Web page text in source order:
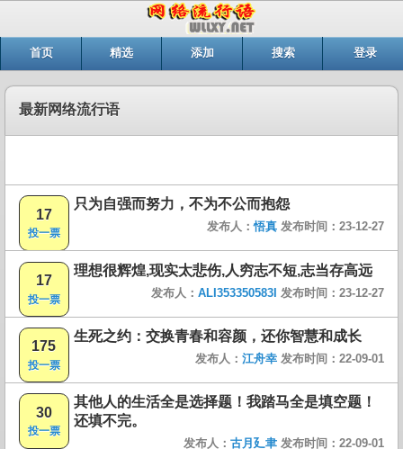
首页 精选 添加 搜索 登录
最新网络流行语
17
投一票
只为自强而努力，不为不公而抱怨
发布人：悟真 发布时间：23-12-27
17
投一票
理想很辉煌,现实太悲伤,人穷志不短,志当存高远
发布人： ALI353350583I 发布时间：23-12-27
175
投一票
生死之约：交换青春和容颜，还你智慧和成长
发布人： 江舟幸 发布时间：22-09-01
30
投一票
其他人的生活全是选择题！我踏马全是填空题！
还填不完。
发布人： 古月廴聿 发布时间：22-09-01